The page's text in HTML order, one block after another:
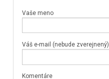
Vaše meno
Váš e-mail (nebude zverejnený)
Komentáre